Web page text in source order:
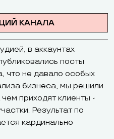
КАНАЛА
в аккаунтах
посты
что не давало особых
бизнеса, мы решили
приходят клиенты -
Результат по
кардинально